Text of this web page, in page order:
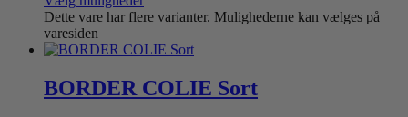
Dette vare har flere varianter. Mulighederne kan vælges på
varesiden
BORDER COLIE Sort